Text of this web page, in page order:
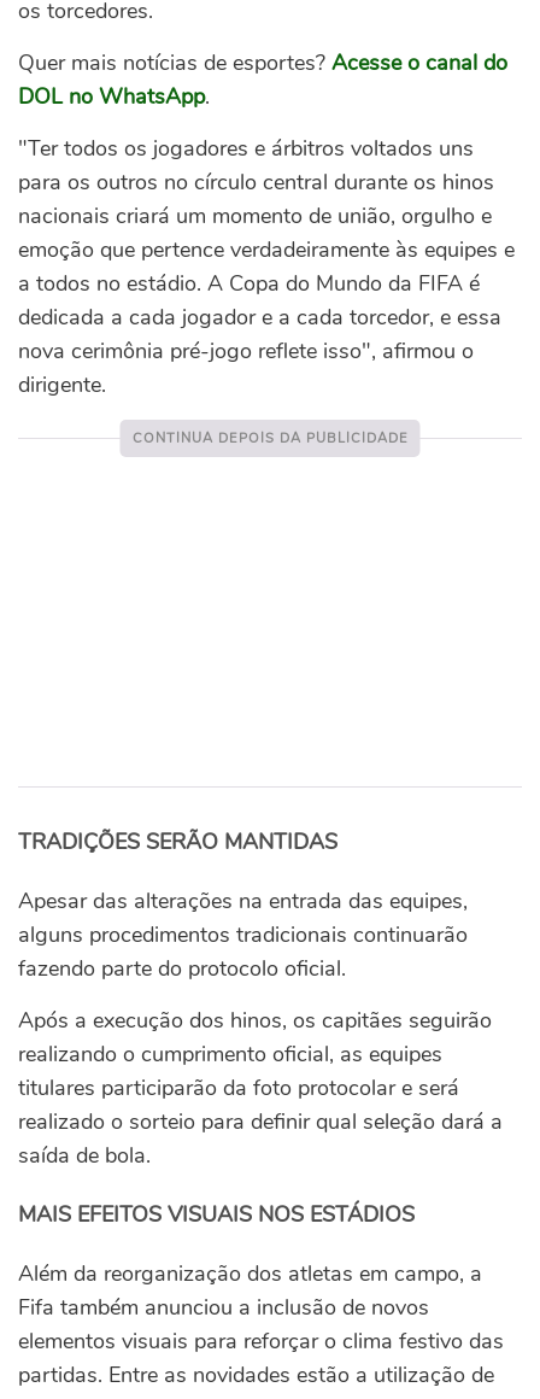
os torcedores.
Quer mais notícias de esportes? Acesse o canal do
DOL no WhatsApp.
"Ter todos os jogadores e árbitros voltados uns
para os outros no círculo central durante os hinos
nacionais criará um momento de união, orgulho e
emoção que pertence verdadeiramente às equipes e
a todos no estádio. A Copa do Mundo da FIFA é
dedicada a cada jogador e a cada torcedor, e essa
nova cerimônia pré-jogo reflete isso", afirmou o
dirigente.
TRADIÇÕES SERÃO MANTIDAS
Apesar das alterações na entrada das equipes,
alguns procedimentos tradicionais continuarão
fazendo parte do protocolo oficial.
Após a execução dos hinos, os capitães seguirão
realizando o cumprimento oficial, as equipes
titulares participarão da foto protocolar e será
realizado o sorteio para definir qual seleção dará a
saída de bola.
MAIS EFEITOS VISUAIS NOS ESTÁDIOS
Além da reorganização dos atletas em campo, a
Fifa também anunciou a inclusão de novos
elementos visuais para reforçar o clima festivo das
partidas. Entre as novidades estão a utilização de